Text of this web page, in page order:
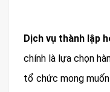
Dịch vụ thành lập
chính là lựa chọn
tổ chức mong